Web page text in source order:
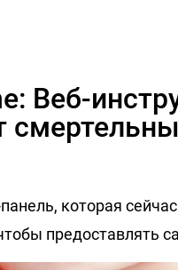
Веб-
которая
предоставлять